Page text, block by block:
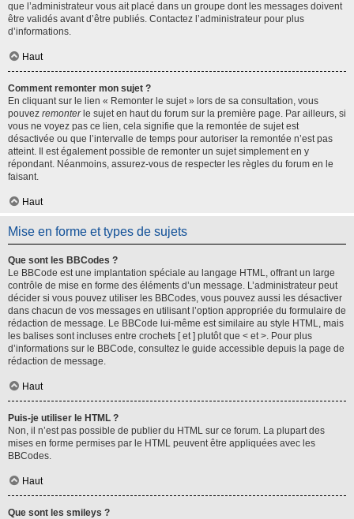
que l’administrateur vous ait placé dans un groupe dont les messages doivent
être validés avant d’être publiés. Contactez l’administrateur pour plus
d’informations.
Haut
Comment remonter mon sujet ?
En cliquant sur le lien « Remonter le sujet » lors de sa consultation, vous
pouvez remonterle sujet en haut du forum sur la première page. Par ailleurs, si
vous ne voyez pas ce lien, cela signifie que la remontée de sujet est
désactivée ou que l’intervalle de temps pour autoriser la remontée n’est pas
atteint. Il est également possible de remonter un sujet simplement en y
répondant. Néanmoins, assurez-vous de respecter les règles du forum en le
faisant.
Haut
Mise en forme et types de sujets
Que sont les BBCodes ?
Le BBCode est une implantation spéciale au langage HTML, offrant un large
contrôle de mise en forme des éléments d’un message. L’administrateur peut
décider si vous pouvez utiliser les BBCodes, vous pouvez aussi les désactiver
dans chacun de vos messages en utilisant l’option appropriée du formulaire de
rédaction de message. Le BBCode lui-même est similaire au style HTML, mais
les balises sont incluses entre crochets [ et ] plutôt que < et >. Pour plus
d’informations sur le BBCode, consultez le guide accessible depuis la page de
rédaction de message.
Haut
Puis-je utiliser le HTML ?
Non, il n’est pas possible de publier du HTML sur ce forum. La plupart des
mises en forme permises par le HTML peuvent être appliquées avec les
BBCodes.
Haut
Que sont les smileys ?